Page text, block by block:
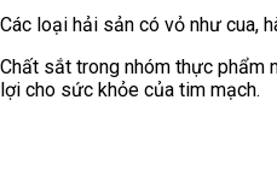
Các loại hải sản có vỏ như cua,
Chất sắt trong nhóm thực phẩm
lợi cho sức khỏe của tim mạch.